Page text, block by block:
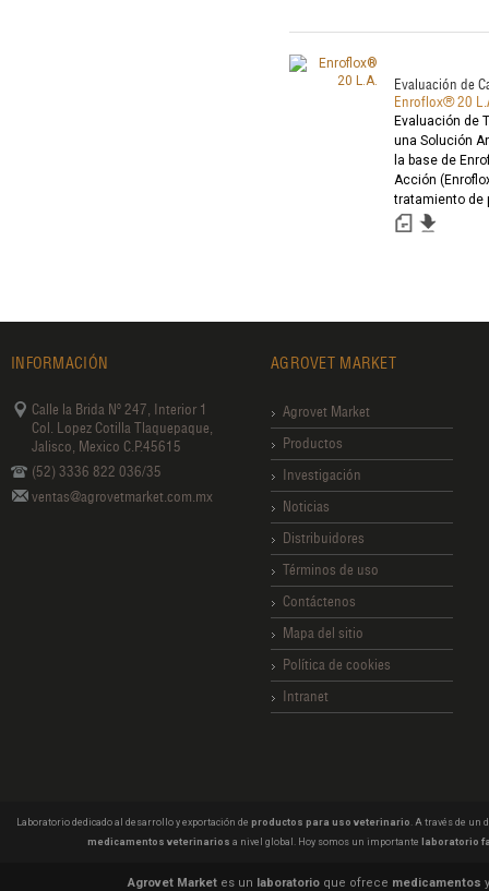
Evaluación de
Enroflox® 20
Evaluación de
una Solución
la base de
Acción
tratamiento de
infecciosos
INFORMACIÓN
Calle la Brida Nº 247, Interior 1
Col. Lopez Cotilla Tlaquepaque,
Jalisco, Mexico C.P.45615
(52) 3336 822 036/35
ventas@agrovetmarket.com.mx
AGROVET MARKET
Agrovet Market
Productos
Investigación
Noticias
Distribuidores
Términos de uso
Contáctenos
Mapa del sitio
Política de cookies
Intranet
Laboratorio dedicado al desarrollo y exportación de productos para uso veterinario . A través de
medicamentos veterinarios a nivel global. Hoy somos un importante laboratorio
Agrovet Market es un laboratorio que ofrece medicamentos